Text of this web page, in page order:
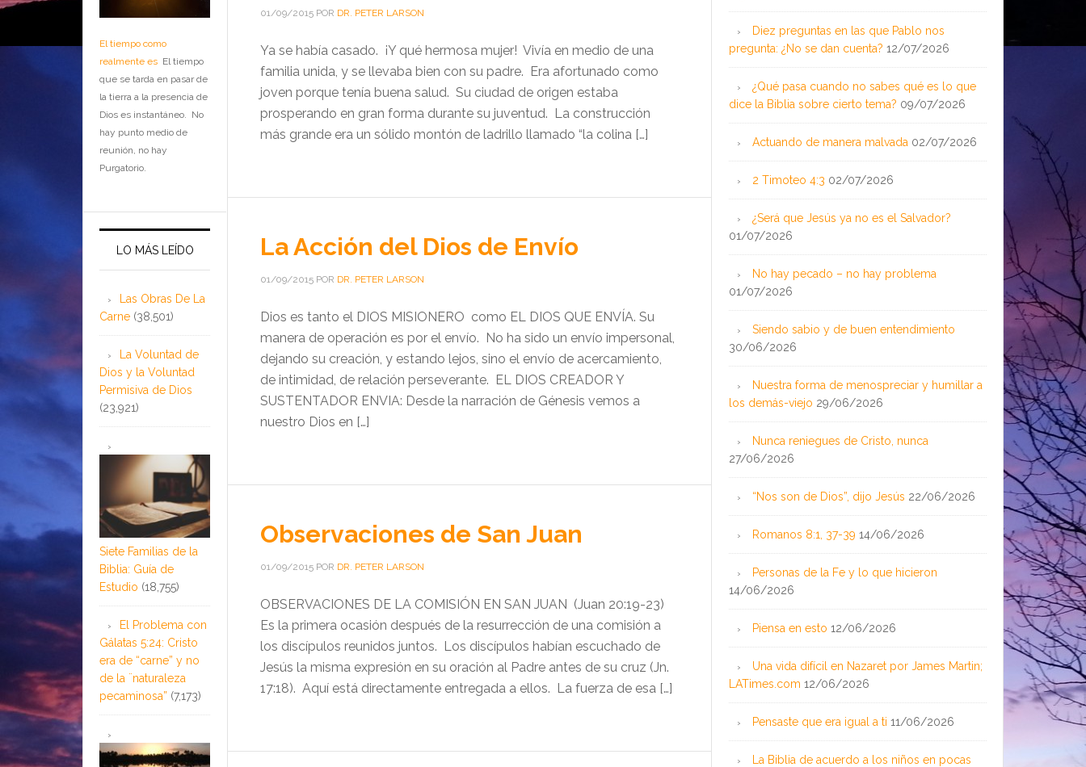
01/09/2015 POR DR. PETER LARSON
Ya se había casado. ¡Y qué hermosa mujer! Vivía en medio de una
familia unida, y se llevaba bien con su padre. Era afortunado como
joven porque tenía buena salud. Su ciudad de origen estaba
prosperando en gran forma durante su juventud. La construcción
más grande era un sólido montón de ladrillo llamado “la colina […]
La Acción del Dios de Envío
01/09/2015 POR DR. PETER LARSON
Dios es tanto el DIOS MISIONERO como EL DIOS QUE ENVÍA. Su
manera de operación es por el envío. No ha sido un envío impersonal,
dejando su creación, y estando lejos, sino el envío de acercamiento,
de intimidad, de relación perseverante. EL DIOS CREADOR Y
SUSTENTADOR ENVIA: Desde la narración de Génesis vemos a
nuestro Dios en […]
Observaciones de San Juan
01/09/2015 POR DR. PETER LARSON
OBSERVACIONES DE LA COMISIÓN EN SAN JUAN (Juan 20:19-23)
Es la primera ocasión después de la resurrección de una comisión a
los discípulos reunidos juntos. Los discípulos habían escuchado de
Jesús la misma expresión en su oración al Padre antes de su cruz (Jn.
17:18). Aquí está directamente entregada a ellos. La fuerza de esa […]
Diez preguntas en las que Pablo nos
pregunta: ¿No se dan cuenta? 12/07/2026
¿Qué pasa cuando no sabes qué es lo que
dice la Biblia sobre cierto tema? 09/07/2026
Actuando de manera malvada 02/07/2026
2 Timoteo 4:3 02/07/2026
¿Será que Jesús ya no es el Salvador?
01/07/2026
No hay pecado – no hay problema
01/07/2026
Siendo sabio y de buen entendimiento
30/06/2026
Nuestra forma de menospreciar y humillar a
los demás-viejo 29/06/2026
Nunca reniegues de Cristo, nunca
27/06/2026
“Nos son de Dios”, dijo Jesús 22/06/2026
Romanos 8:1, 37-39 14/06/2026
Personas de la Fe y lo que hicieron
14/06/2026
Piensa en esto 12/06/2026
Una vida difícil en Nazaret por James Martin;
LATimes.com 12/06/2026
Pensaste que era igual a ti 11/06/2026
La Biblia de acuerdo a los niños en pocas
El tiempo como
realmente es El tiempo
que se tarda en pasar de
la tierra a la presencia de
Dios es instantáneo. No
hay punto medio de
reunión, no hay
Purgatorio.
LO MÁS LEÍDO
Las Obras De La
Carne (38,501)
La Voluntad de
Dios y la Voluntad
Permisiva de Dios
(23,921)
Siete Familias de la
Biblia: Guía de
Estudio (18,755)
El Problema con
Gálatas 5:24: Cristo
era de “carne” y no
de la ¨naturaleza
pecaminosa” (7,173)